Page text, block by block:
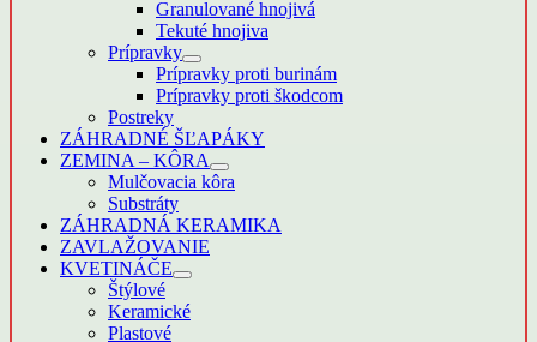
Granulované hnojivá
Tekuté hnojiva
Prípravky
Prípravky proti burinám
Prípravky proti škodcom
Postreky
ZÁHRADNÉ ŠĽAPÁKY
ZEMINA – KÔRA
Mulčovacia kôra
Substráty
ZÁHRADNÁ KERAMIKA
ZAVLAŽOVANIE
KVETINÁČE
Štýlové
Keramické
Plastové